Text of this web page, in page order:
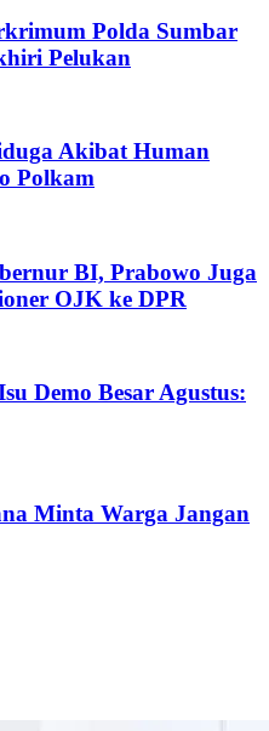
Polda Sumbar
Pelukan
Akibat Human
Polkam
BI, Prabowo Juga
OJK ke DPR
Demo Besar Agustus:
Minta Warga Jangan